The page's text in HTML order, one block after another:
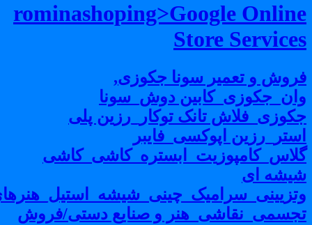
rominashoping>Google
Store
و تعمیر سونا جکوزی,
دوش_سونا
تانک توکار_رزین پلی
اپوکسی_فایبر
ای
و صنایع دستی/فروش